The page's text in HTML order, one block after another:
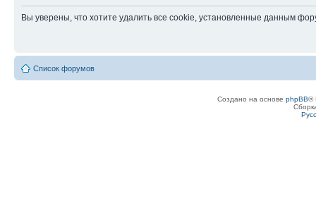
Вы уверены, что хотите удалить все cookie, установленные данным
Список форумов
Создано на основе phpBB®